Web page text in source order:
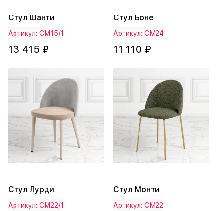
Стул Шанти
Артикул: СМ15/1
13 415 ₽
Стул Боне
Артикул: СМ24
11 110 ₽
Стул Лурди
Артикул: СМ22/1
Стул Монти
Артикул: СМ22